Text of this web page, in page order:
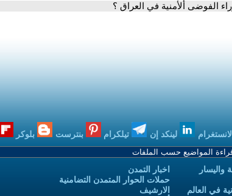
الفوضى ألأمنية في العراق ؟
الانستغرام لينكد إن تيلكرام بنترست بلوكر
في العالم
اخبار التمدن
حملات الحوار المتمدن التضامنية
الارشيف